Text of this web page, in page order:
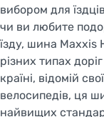
вибором для
чи ви любите
їзду, шина Maxxis
різних типах
країні, відомій
велосипедів, ця
найвищих